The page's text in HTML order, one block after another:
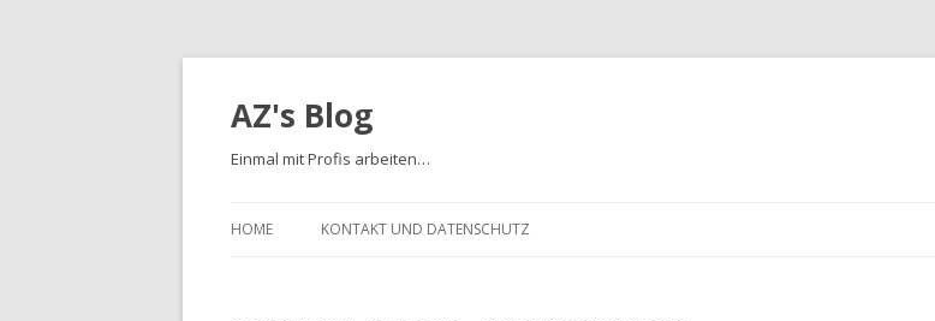
AZ's Blog
Einmal mit Profis arbeiten…
HOME KONTAKT UND DATENSCHUTZ